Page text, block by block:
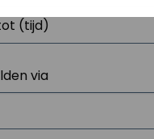
via